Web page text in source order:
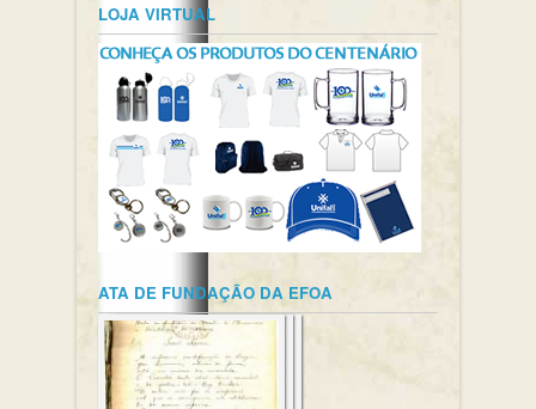
LOJA VIRTUAL
ATA DE FUNDAÇÃO DA EFOA